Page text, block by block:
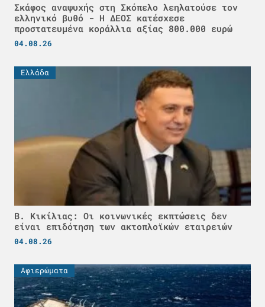
Σκάφος αναψυχής στη Σκόπελο λεηλατούσε τον
ελληνικό βυθό - H ΔΕΟΣ κατέσχεσε
προστατευμένα κοράλλια αξίας 800.000 ευρώ
04.08.26
Ελλάδα
Β. Κικίλιας: Οι κοινωνικές εκπτώσεις δεν
είναι επιδότηση των ακτοπλοϊκών εταιρειών
04.08.26
Αφιερώματα